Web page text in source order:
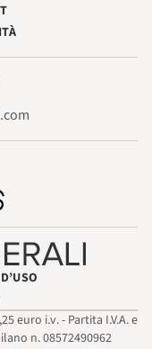
euro i.v. - Partita I.V.A. e
n. 08572490962